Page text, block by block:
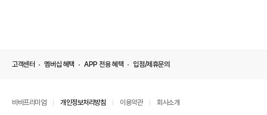
고객센터 멤버십 혜택 APP 전용 혜택 입점/제휴문의
바바프리미엄 개인정보처리방침 이용약관 회사소개